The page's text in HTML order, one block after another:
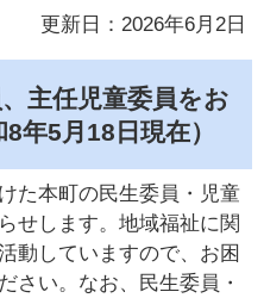
更新日：2026年6月2日
主任児童委員をお
年5月18日現在）
た本町の民生委員・児童
せします。地域福祉に関
動していますので、お困
さい。なお、民生委員・